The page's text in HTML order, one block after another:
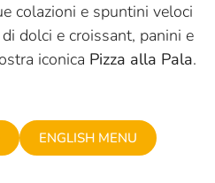
colazioni e spuntini veloci
dolci e croissant, panini e
iconica Pizza alla Pala​.
ENGLISH MENU